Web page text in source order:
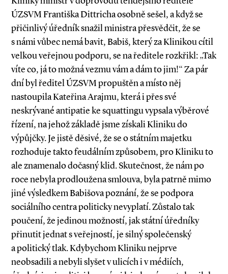
ÚZSVM Františka Dittricha osobně sešel, a když se
přičinlivý úředník snažil ministra přesvědčit, že se
s námi vůbec nemá bavit, Babiš, který za Klinikou cítil
velkou veřejnou podporu, se na ředitele rozkřikl: „Tak
víte co, já to možná vezmu vám a dám to jim!“ Za pár
dní byl ředitel ÚZSVM propuštěn a místo něj
nastoupila Kateřina Arajmu, která i přes své
neskrývané antipatie ke squattingu vypsala výběrové
řízení, na jehož základě jsme získali Kliniku do
výpůjčky. Je jistě děsivé, že se o státním majetku
rozhoduje takto feudálním způsobem, pro Kliniku to
ale znamenalo dočasný klid. Skutečnost, že nám po
roce nebyla prodloužena smlouva, byla patrně mimo
jiné výsledkem Babišova poznání, že se podpora
sociálního centra politicky nevyplatí. Zůstalo tak
poučení, že jedinou možností, jak státní úředníky
přinutit jednat s veřejností, je silný společenský
a politický tlak. Kdybychom Kliniku nejprve
neobsadili a nebyli slyšet v ulicích i v médiích,